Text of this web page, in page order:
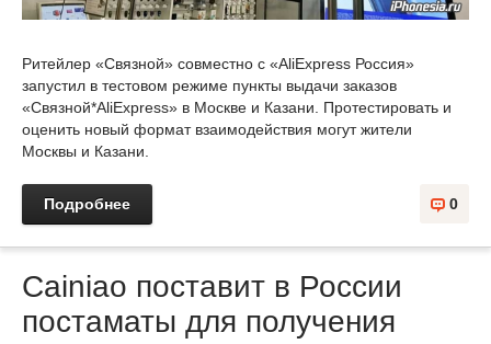
Ритейлер «Связной» совместно с «AliExpress Россия»
запустил в тестовом режиме пункты выдачи заказов
«Связной*AliExpress» в Москве и Казани. Протестировать и
оценить новый формат взаимодействия могут жители
Москвы и Казани.
Подробнее 0
Cainiao поставит в России
постаматы для получения